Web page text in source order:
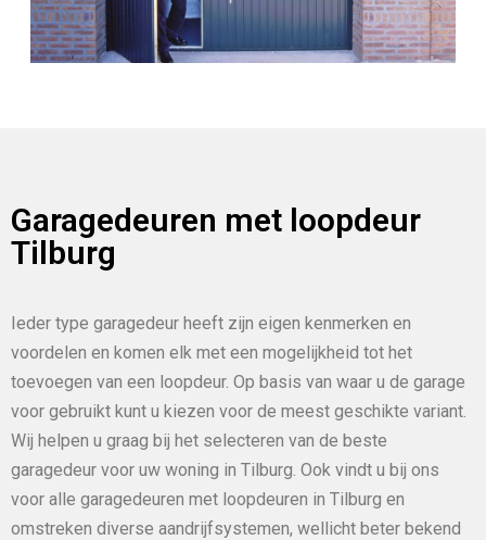
Garagedeuren met loopdeur
Tilburg
Ieder type garagedeur heeft zijn eigen kenmerken en
voordelen en komen elk met een mogelijkheid tot het
toevoegen van een loopdeur. Op basis van waar u de garage
voor gebruikt kunt u kiezen voor de meest geschikte variant.
Wij helpen u graag bij het selecteren van de beste
garagedeur voor uw woning in Tilburg. Ook vindt u bij ons
voor alle garagedeuren met loopdeuren in Tilburg en
omstreken diverse aandrijfsystemen, wellicht beter bekend